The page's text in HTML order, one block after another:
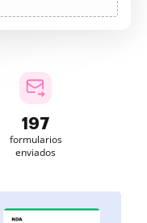
197
formularios
enviados